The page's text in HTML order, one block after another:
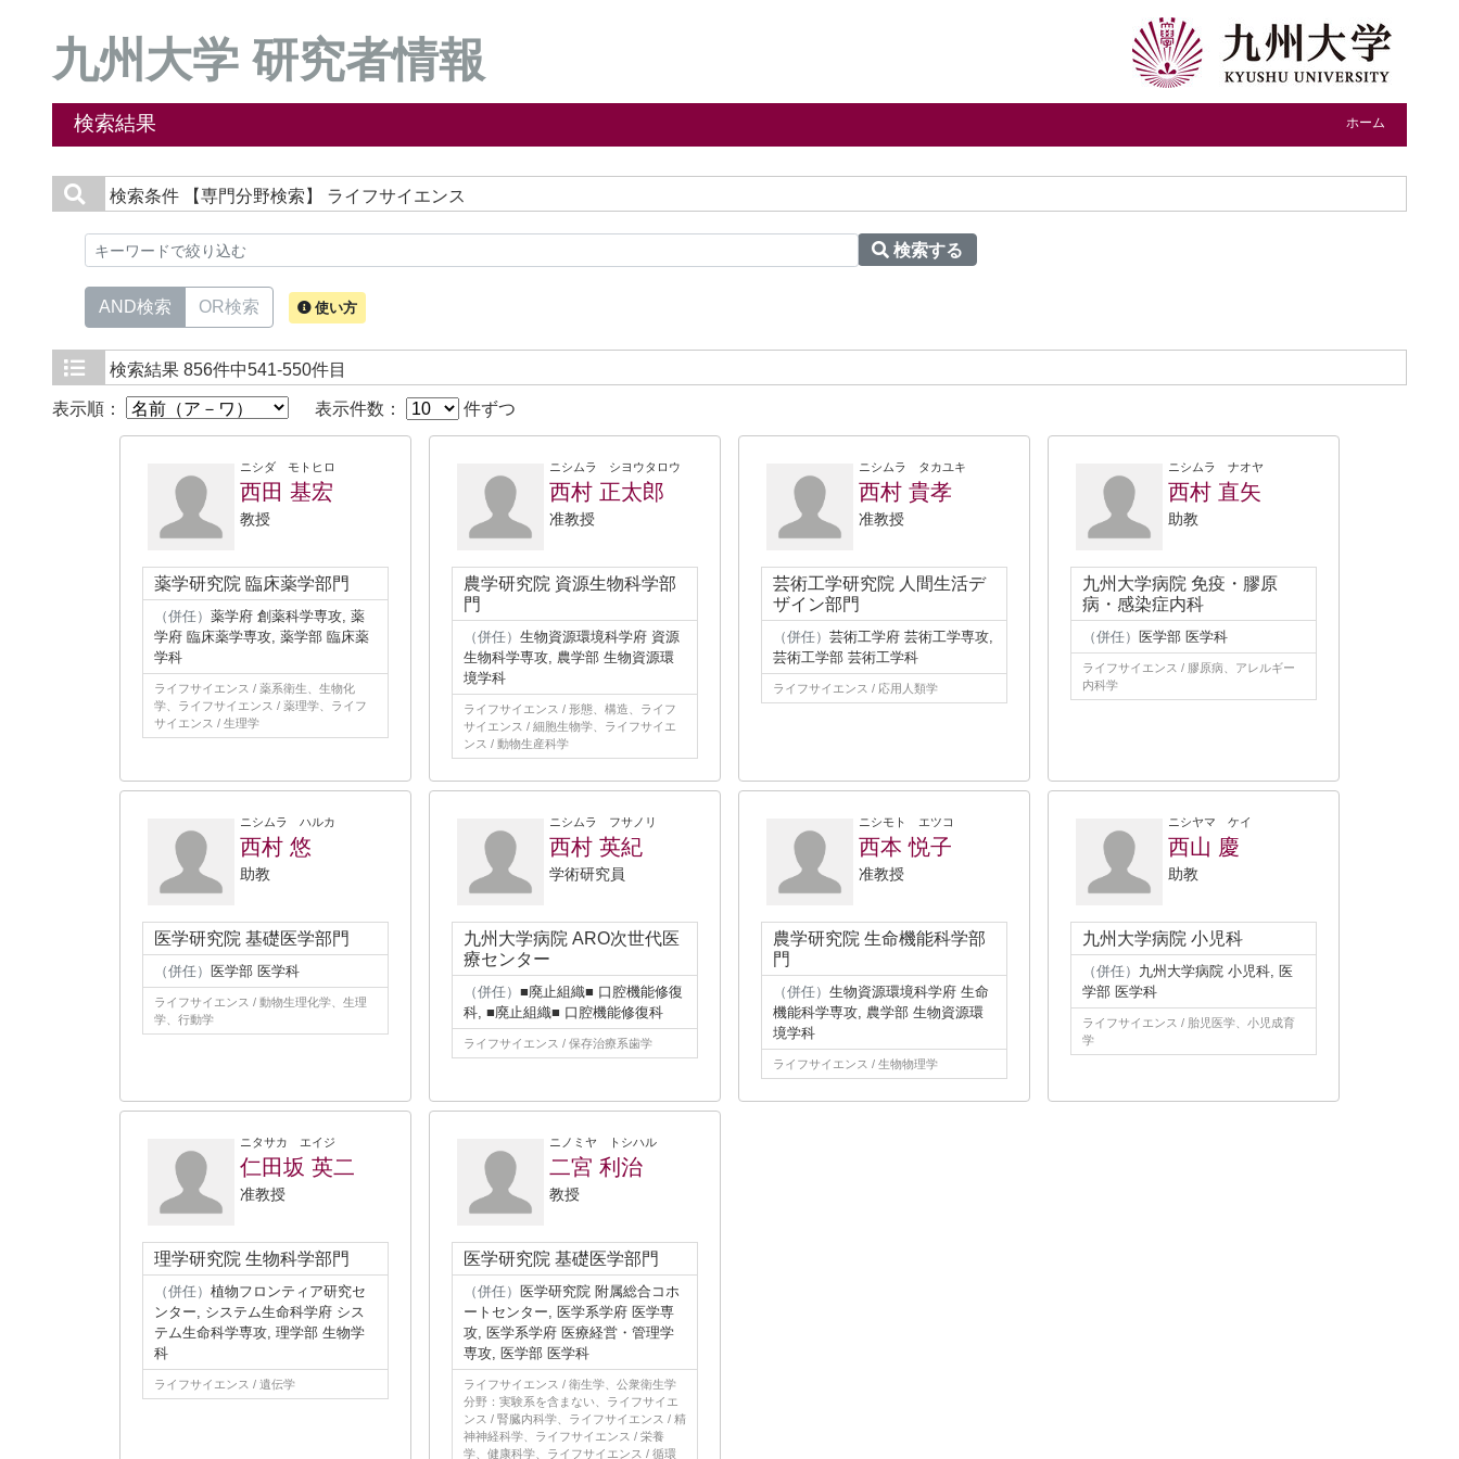
九州大学 研究者情報
検索結果 ホーム
検索条件 【専門分野検索】 ライフサイエンス
検索する
AND検索 OR検索 使い方
検索結果 856件中541-550件目
表示順： 表示件数： 件ずつ
ニシダ モトヒロ
西田 基宏
教授
薬学研究院 臨床薬学部門
（併任） 薬学府 創薬科学専攻, 薬
学府 臨床薬学専攻, 薬学部 臨床薬
学科
ライフサイエンス / 薬系衛生、生物化
学、ライフサイエンス / 薬理学、ライフ
サイエンス / 生理学
ニシムラ シヨウタロウ
西村 正太郎
准教授
農学研究院 資源生物科学部
門
（併任） 生物資源環境科学府 資源
生物科学専攻, 農学部 生物資源環
境学科
ライフサイエンス / 形態、構造、ライフ
サイエンス / 細胞生物学、ライフサイエ
ンス / 動物生産科学
ニシムラ タカユキ
西村 貴孝
准教授
芸術工学研究院 人間生活デ
ザイン部門
（併任） 芸術工学府 芸術工学専攻,
芸術工学部 芸術工学科
ライフサイエンス / 応用人類学
ニシムラ ナオヤ
西村 直矢
助教
九州大学病院 免疫・膠原
病・感染症内科
（併任） 医学部 医学科
ライフサイエンス / 膠原病、アレルギー
内科学
ニシムラ ハルカ
西村 悠
助教
医学研究院 基礎医学部門
（併任） 医学部 医学科
ライフサイエンス / 動物生理化学、生理
学、行動学
ニシムラ フサノリ
西村 英紀
学術研究員
九州大学病院 ARO次世代医
療センター
（併任） ■廃止組織■ 口腔機能修復
科, ■廃止組織■ 口腔機能修復科
ライフサイエンス / 保存治療系歯学
ニシモト エツコ
西本 悦子
准教授
農学研究院 生命機能科学部
門
（併任） 生物資源環境科学府 生命
機能科学専攻, 農学部 生物資源環
境学科
ライフサイエンス / 生物物理学
ニシヤマ ケイ
西山 慶
助教
九州大学病院 小児科
（併任） 九州大学病院 小児科, 医
学部 医学科
ライフサイエンス / 胎児医学、小児成育
学
ニタサカ エイジ
仁田坂 英二
准教授
理学研究院 生物科学部門
（併任） 植物フロンティア研究セ
ンター, システム生命科学府 シス
テム生命科学専攻, 理学部 生物学
科
ライフサイエンス / 遺伝学
ニノミヤ トシハル
二宮 利治
教授
医学研究院 基礎医学部門
（併任） 医学研究院 附属総合コホ
ートセンター, 医学系学府 医学専
攻, 医学系学府 医療経営・管理学
専攻, 医学部 医学科
ライフサイエンス / 衛生学、公衆衛生学
分野：実験系を含まない、ライフサイエ
ンス / 腎臓内科学、ライフサイエンス / 精
神神経科学、ライフサイエンス / 栄養
学、健康科学、ライフサイエンス / 循環